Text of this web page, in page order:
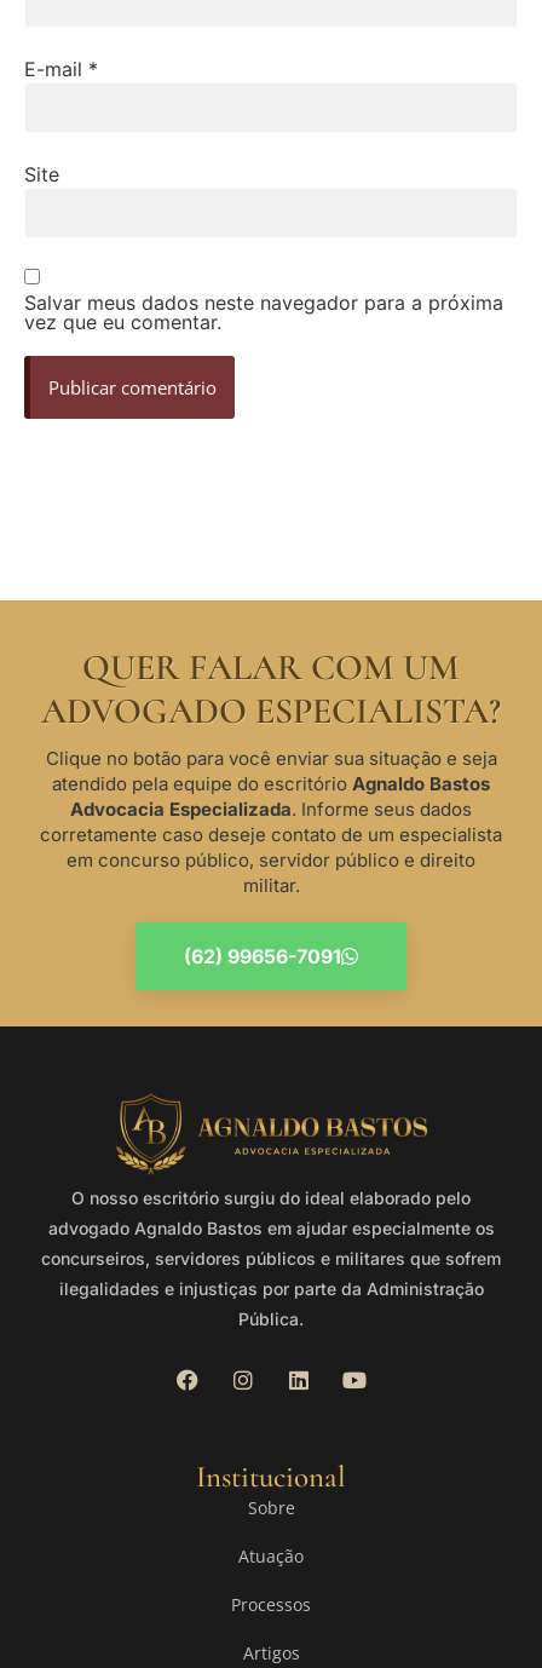
E-mail *
Site
Salvar meus dados neste navegador para a próxima
vez que eu comentar.
QUER FALAR COM UM
ADVOGADO ESPECIALISTA?
Clique no botão para você enviar sua situação e seja
atendido pela equipe do escritório Agnaldo Bastos
Advocacia Especializada. Informe seus dados
corretamente caso deseje contato de um especialista
em concurso público, servidor público e direito
militar.
(62) 99656-7091
O nosso escritório surgiu do ideal elaborado pelo
advogado Agnaldo Bastos em ajudar especialmente os
concurseiros, servidores públicos e militares que sofrem
ilegalidades e injustiças por parte da Administração
Pública.
Institucional
Sobre
Atuação
Processos
Artigos